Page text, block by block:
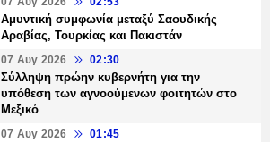
Αμυντική συμφωνία μεταξύ Σαουδικής
Αραβίας, Τουρκίας και Πακιστάν
07 Αυγ 2026 02:30
Σύλληψη πρώην κυβερνήτη για την
υπόθεση των αγνοούμενων φοιτητών στο
Μεξικό
07 Αυγ 2026 01:45